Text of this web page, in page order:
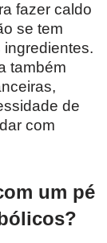
fazer caldo
se tem
ingredientes.
também
de
com
um pé